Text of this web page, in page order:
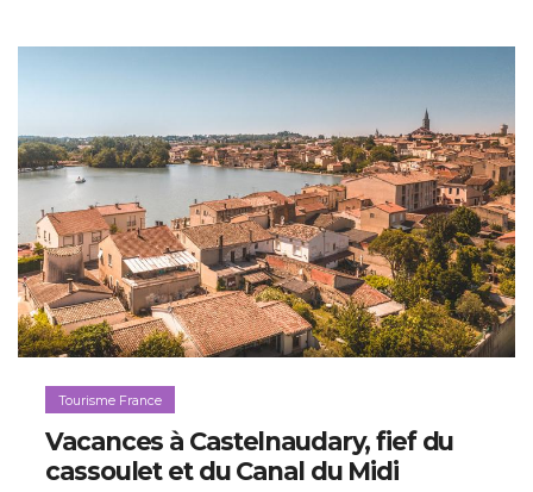
Tourisme France
Vacances à Castelnaudary, fief du
cassoulet et du Canal du Midi